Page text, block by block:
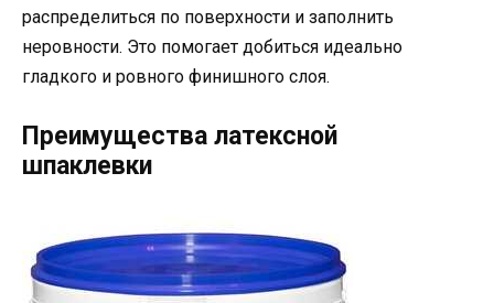
распределиться по поверхности и заполнить
неровности. Это помогает добиться идеально
гладкого и ровного финишного слоя.
Преимущества латексной
шпаклевки